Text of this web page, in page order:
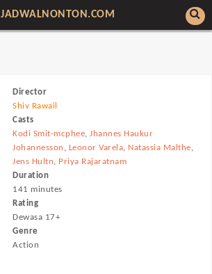
JADWALNONTON.COM
Director
Shiv Rawail
Casts
Kodi Smit-mcphee,Jhannes Haukur
Johannesson , Leonor Varela, Natassia Malthe,
Jens Hultn, Priya Rajaratnam
Duration
141 minutes
Rating
Dewasa 17+
Genre
Action